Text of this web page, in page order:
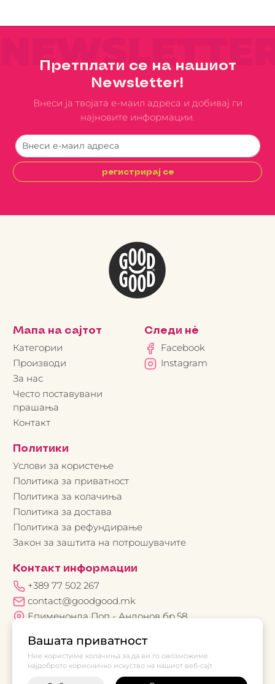
Вашата приватност
Ние користиме колачиња за да ви го овозможиме
најдоброто корисничко искуство на нашиот веб-сајт
Претплати се на нашиот
Newsletter!
Внеси ја твојата е-маил адреса и добивај ги
најновите информации.
регистрирај се
Мапа на сајтот
Категории
Производи
За нас
Често поставувани
прашања
Контакт
Политики
Услови за користење
Политика за приватност
Политика за колачиња
Политика за достава
Политика за рефундирање
Закон за заштита на потрошувачите
Контакт информации
+389 77 502 267
contact@goodgood.mk
Епименонда Поп - Андонов бр.58
Следи нè
Facebook
Instagram